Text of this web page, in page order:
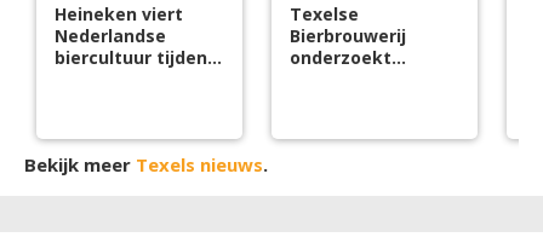
Heineken viert
Nederlandse
biercultuur tijdens
Texelse
Bierbrouwerij
onderzoekt
Bekijk meer Texels nieuws.